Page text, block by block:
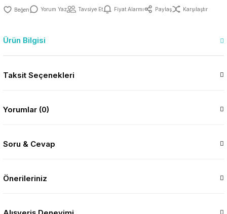
Yorum Yaz Tavsiye Et Fiyat Alarmı Paylaş Karşılaştır
Ürün Bilgisi
Taksit Seçenekleri
Yorumlar (0)
Soru & Cevap
Önerileriniz